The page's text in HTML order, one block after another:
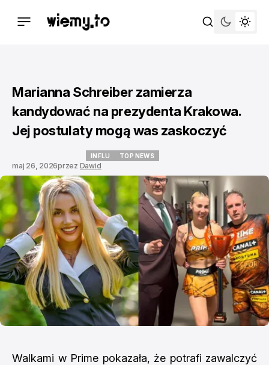
Marianna Schreiber zamierza
kandydować na prezydenta Krakowa.
Jej postulaty mogą was zaskoczyć
INFLU TOP NEWS
maj 26, 2026przez Dawid
Walkami w Prime pokazała, że potrafi zawalczyć